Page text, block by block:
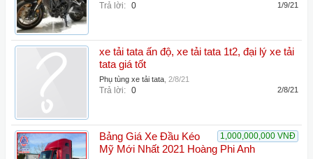
Trả lời: 0 1/9/21
xe tải tata ấn độ, xe tải tata 1t2, đại lý xe tải
tata giá tốt
Phụ tùng xe tải tata 2/8/21
Trả lời: 0 2/8/21
1,000,000,000 VNĐ
Bảng Giá Xe Đầu Kéo
Mỹ Mới Nhất 2021 Hoàng Phi Anh